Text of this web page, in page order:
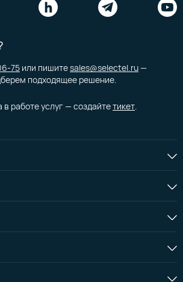
75 или пишитеsales@selectel.ru—
подходящее решение.
работе услуг — создайтетикет